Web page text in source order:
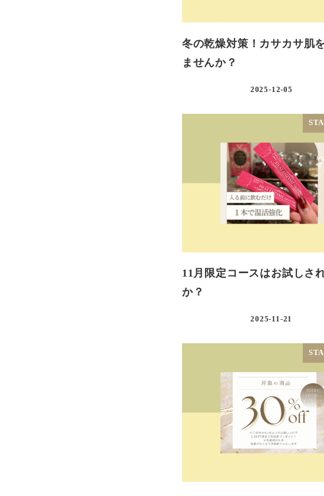
冬の乾燥対策！カサカサ肌
ませんか？
2025-12-05
11月限定コースはお試しさ
か？
2025-11-21